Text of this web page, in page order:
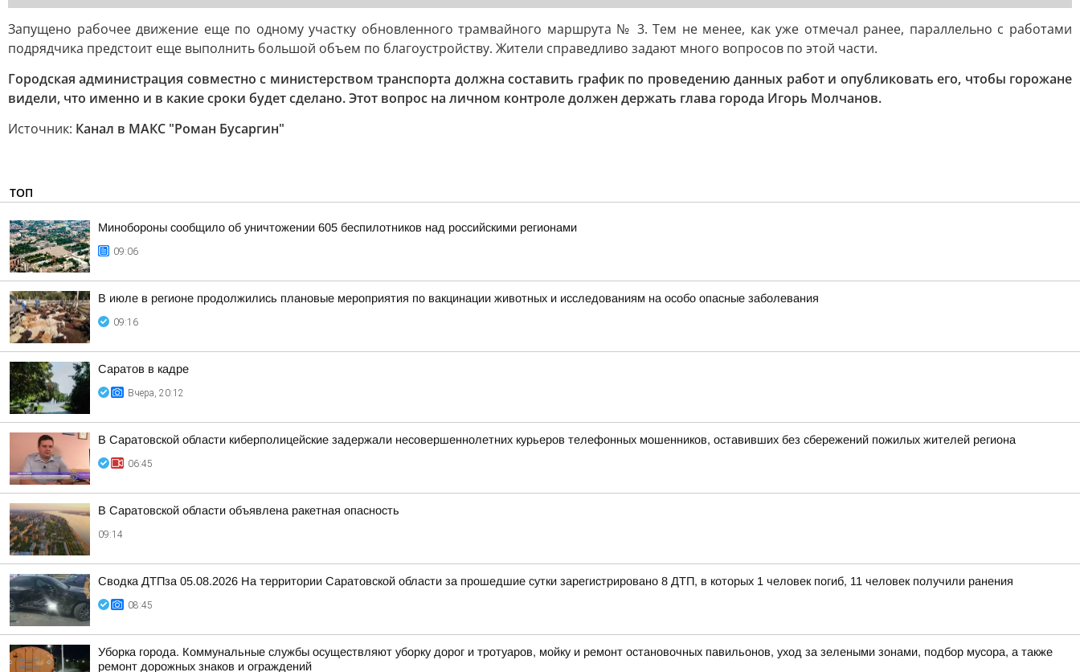
Запущено рабочее движение еще по одному участку обновленного трамвайного маршрута № 3. Тем не менее, как уже отмечал ранее, параллельно с работами
подрядчика предстоит еще выполнить большой объем по благоустройству. Жители справедливо задают много вопросов по этой части.
Городская администрация совместно с министерством транспорта должна составить график по проведению данных работ и опубликовать его, чтобы горожане
видели, что именно и в какие сроки будет сделано. Этот вопрос на личном контроле должен держать глава города Игорь Молчанов.
Источник: Канал в МАКС "Роман Бусаргин"
ТОП
Минобороны сообщило об уничтожении 605 беспилотников над российскими регионами
09:06
В июле в регионе продолжились плановые мероприятия по вакцинации животных и исследованиям на особо опасные заболевания
09:16
Саратов в кадре
Вчера, 20:12
В Саратовской области киберполицейские задержали несовершеннолетних курьеров телефонных мошенников, оставивших без сбережений пожилых жителей региона
06:45
В Саратовской области объявлена ракетная опасность
09:14
Сводка ДТПза 05.08.2026 На территории Саратовской области за прошедшие сутки зарегистрировано 8 ДТП, в которых 1 человек погиб, 11 человек получили ранения
08:45
Уборка города. Коммунальные службы осуществляют уборку дорог и тротуаров, мойку и ремонт остановочных павильонов, уход за зелеными зонами, подбор мусора, а также
ремонт дорожных знаков и ограждений